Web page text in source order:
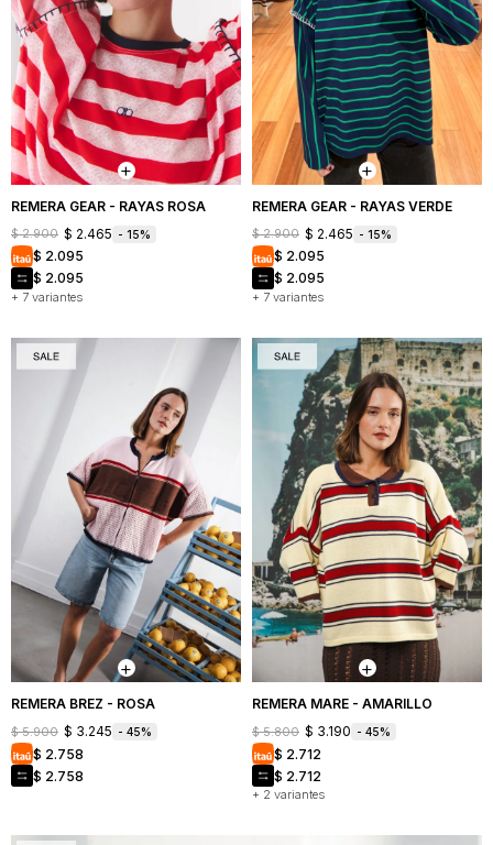
REMERA GEAR - RAYAS ROSA
+ 7 variantes
$ 2.900 $ 2.465 15
$ 2.095
$ 2.095
REMERA GEAR - RAYAS VERDE
+ 7 variantes
$ 2.900 $ 2.465 15
$ 2.095
$ 2.095
REMERA BREZ - ROSA
$ 5.900 $ 3.245 45
$ 2.758
$ 2.758
REMERA MARE - AMARILLO
+ 2 variantes
$ 5.800 $ 3.190 45
$ 2.712
$ 2.712